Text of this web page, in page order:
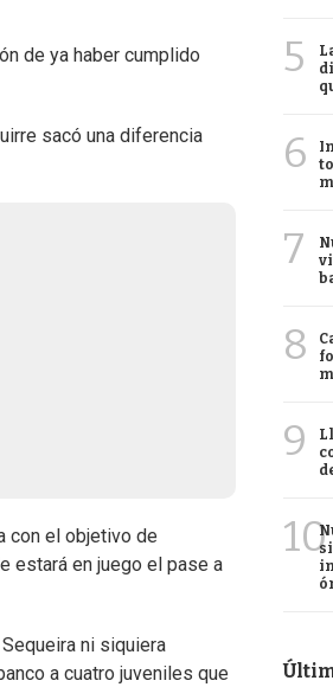
de ya haber cumplido
sacó una diferencia
con el objetivo de
estará en juego el pase a
ni siquiera
a cuatro juveniles que
5
6
7
8
9
10